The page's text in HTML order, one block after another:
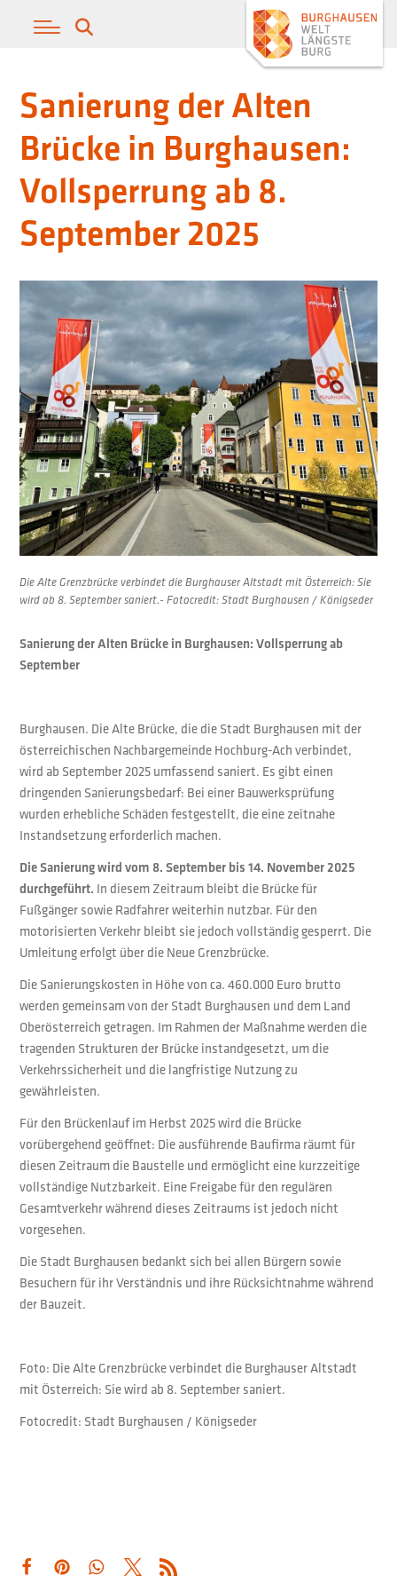
Sanierung der Alten
Brücke in Burghausen:
Vollsperrung ab 8.
September 2025
Die Alte Grenzbrücke verbindet die Burghauser Altstadt mit Österreich: Sie
wird ab 8. September saniert.- Fotocredit: Stadt Burghausen / Königseder
Sanierung der Alten Brücke in Burghausen: Vollsperrung ab
September
Burghausen. Die Alte Brücke, die die Stadt Burghausen mit der
österreichischen Nachbargemeinde Hochburg-Ach verbindet,
wird ab September 2025 umfassend saniert. Es gibt einen
dringenden Sanierungsbedarf: Bei einer Bauwerksprüfung
wurden erhebliche Schäden festgestellt, die eine zeitnahe
Instandsetzung erforderlich machen.
Die Sanierung wird vom 8. September bis 14. November 2025
durchgeführt. In diesem Zeitraum bleibt die Brücke für
Fußgänger sowie Radfahrer weiterhin nutzbar. Für den
motorisierten Verkehr bleibt sie jedoch vollständig gesperrt. Die
Umleitung erfolgt über die Neue Grenzbrücke.
Die Sanierungskosten in Höhe von ca. 460.000 Euro brutto
werden gemeinsam von der Stadt Burghausen und dem Land
Oberösterreich getragen. Im Rahmen der Maßnahme werden die
tragenden Strukturen der Brücke instandgesetzt, um die
Verkehrssicherheit und die langfristige Nutzung zu
gewährleisten.
Für den Brückenlauf im Herbst 2025 wird die Brücke
vorübergehend geöffnet: Die ausführende Baufirma räumt für
diesen Zeitraum die Baustelle und ermöglicht eine kurzzeitige
vollständige Nutzbarkeit. Eine Freigabe für den regulären
Gesamtverkehr während dieses Zeitraums ist jedoch nicht
vorgesehen.
Die Stadt Burghausen bedankt sich bei allen Bürgern sowie
Besuchern für ihr Verständnis und ihre Rücksichtnahme während
der Bauzeit.
Foto: Die Alte Grenzbrücke verbindet die Burghauser Altstadt
mit Österreich: Sie wird ab 8. September saniert.
Fotocredit: Stadt Burghausen / Königseder